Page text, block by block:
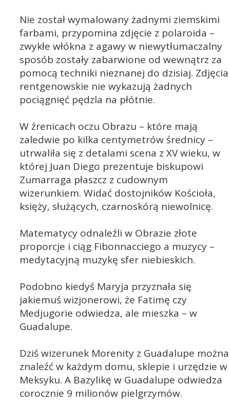
Nie został wymalowany żadnymi ziemskimi
farbami, przypomina zdjęcie z polaroida –
zwykłe włókna z agawy w niewytłumaczalny
sposób zostały zabarwione od wewnątrz za
pomocą techniki nieznanej do dzisiaj. Zdjęcia
rentgenowskie nie wykazują żadnych
pociągnięć pędzla na płótnie.
W źrenicach oczu Obrazu – które mają
zaledwie po kilka centymetrów średnicy –
utrwaliła się z detalami scena z XV wieku, w
której Juan Diego prezentuje biskupowi
Zumarraga płaszcz z cudownym
wizerunkiem. Widać dostojników Kościoła,
księży, służących, czarnoskórą niewolnicę.
Matematycy odnaleźli w Obrazie złote
proporcje i ciąg Fibonnacciego a muzycy –
medytacyjną muzykę sfer niebieskich.
Podobno kiedyś Maryja przyznała się
jakiemuś wizjonerowi, że Fatimę czy
Medjugorie odwiedza, ale mieszka – w
Guadalupe.
Dziś wizerunek Morenity z Guadalupe można
znaleźć w każdym domu, sklepie i urzędzie w
Meksyku. A Bazylikę w Guadalupe odwiedza
corocznie 9 milionów pielgrzymów.